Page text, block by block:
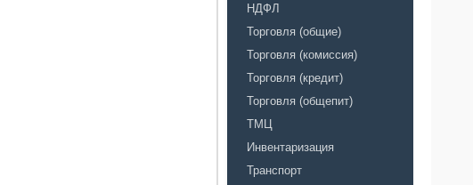
НДФЛ
Торговля (общие)
Торговля (комиссия)
Торговля (кредит)
Торговля (общепит)
ТМЦ
Инвентаризация
Транспорт